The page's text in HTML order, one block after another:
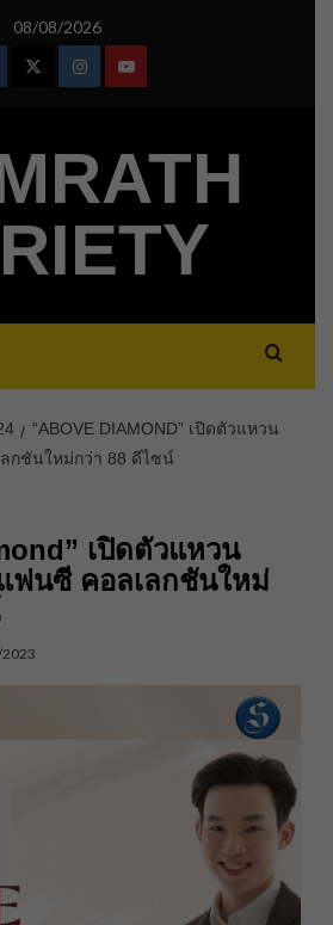
08/08/2026
TwitterInstagramYoutube
“ABOVE DIAMOND” เปิดตัวแหวน
กชันใหม่กว่า 88 ดีไซน์
เปิดตัวแหวน
ฟนซี คอลเลกชันใหม่